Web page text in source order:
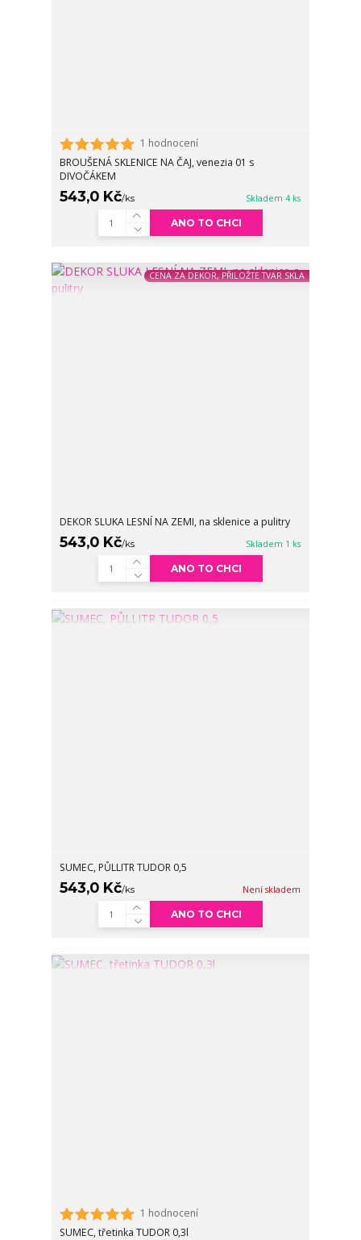
1 hodnocení
BROUŠENÁ SKLENICE NA ČAJ, venezia 01 s
DIVOČÁKEM
543,0 Kč/ks Skladem 4 ks
ANO TO CHCI
CENA ZA DEKOR, PŘILOŽTE TVAR SKLA
DEKOR SLUKA LESNÍ NA ZEMI, na sklenice a pulitry
543,0 Kč/ks Skladem 1 ks
ANO TO CHCI
SUMEC, PŮLLITR TUDOR 0,5
543,0 Kč/ks Není skladem
ANO TO CHCI
1 hodnocení
SUMEC, třetinka TUDOR 0,3l